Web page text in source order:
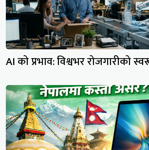
AI को प्रभाव: विश्वभर रोजगारीको